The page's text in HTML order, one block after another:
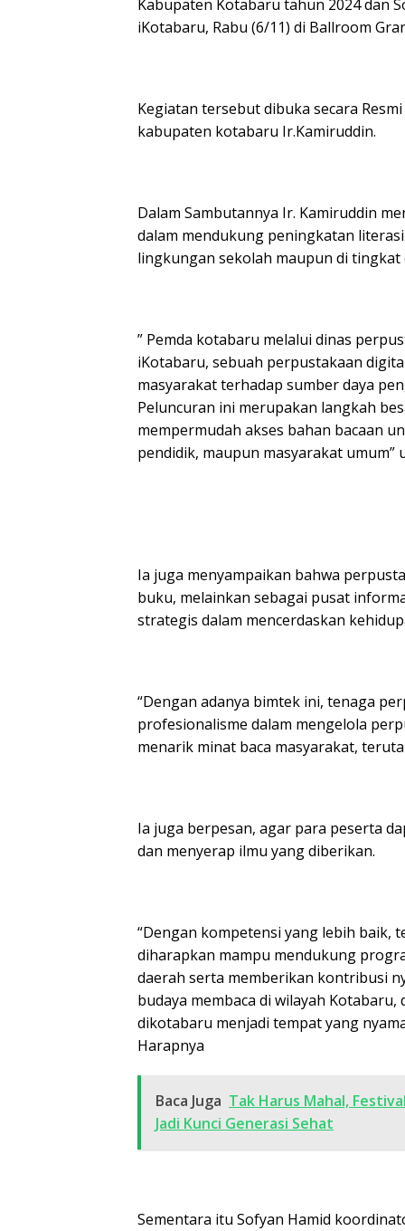
o A
Kabupaten Kotabaru tahun 2024 dan
iKotabaru, Rabu (6/11) di Ballroom
Kegiatan tersebut dibuka secara
kabupaten kotabaru Ir.Kamiruddin.
Dalam Sambutannya Ir. Kamiruddin
dalam mendukung peningkatan
lingkungan sekolah maupun di tingkat
” Pemda kotabaru melalui dinas
iKotabaru, sebuah perpustakaan
masyarakat terhadap sumber daya
Peluncuran ini merupakan langkah
mempermudah akses bahan bacaan
pendidik, maupun masyarakat umum”
Ia juga menyampaikan bahwa
buku, melainkan sebagai pusat
strategis dalam mencerdaskan
“Dengan adanya bimtek ini, tenaga
profesionalisme dalam mengelola
menarik minat baca masyarakat,
Ia juga berpesan, agar para peserta
dan menyerap ilmu yang diberikan.
“Dengan kompetensi yang lebih baik,
diharapkan mampu mendukung
daerah serta memberikan kontribusi
budaya membaca di wilayah
dikotabaru menjadi tempat yang
Harapnya
Baca Juga Tak Harus Mahal,
Jadi Kunci Generasi Sehat
Sementara itu Sofyan Hamid